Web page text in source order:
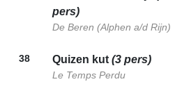
pers)
De Beren (Alphen a/d Rijn)
38 Quizen kut (3 pers)
Le Temps Perdu